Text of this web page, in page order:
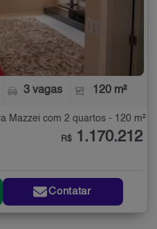
3 vagas 120 m²
Mazzei com 2 quartos - 120 m²
R$ 1.170.212
Contatar